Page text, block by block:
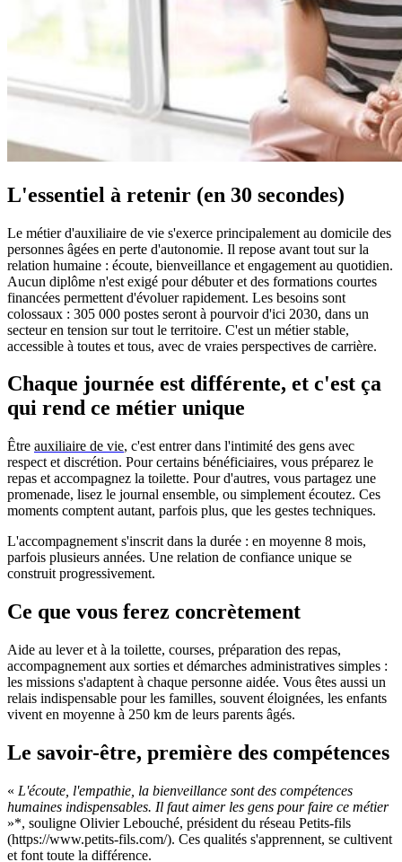
L'essentiel à retenir (en 30 secondes)
Le métier d'auxiliaire de vie s'exerce principalement au domicile des
personnes âgées en perte d'autonomie. Il repose avant tout sur la
relation humaine : écoute, bienveillance et engagement au quotidien.
Aucun diplôme n'est exigé pour débuter et des formations courtes
financées permettent d'évoluer rapidement. Les besoins sont
colossaux : 305 000 postes seront à pourvoir d'ici 2030, dans un
secteur en tension sur tout le territoire. C'est un métier stable,
accessible à toutes et tous, avec de vraies perspectives de carrière.
Chaque journée est différente, et c'est ça
qui rend ce métier unique
Être auxiliaire de vie, c'est entrer dans l'intimité des gens avec
respect et discrétion. Pour certains bénéficiaires, vous préparez le
repas et accompagnez la toilette. Pour d'autres, vous partagez une
promenade, lisez le journal ensemble, ou simplement écoutez. Ces
moments comptent autant, parfois plus, que les gestes techniques.
L'accompagnement s'inscrit dans la durée : en moyenne 8 mois,
parfois plusieurs années. Une relation de confiance unique se
construit progressivement.
Ce que vous ferez concrètement
Aide au lever et à la toilette, courses, préparation des repas,
accompagnement aux sorties et démarches administratives simples :
les missions s'adaptent à chaque personne aidée. Vous êtes aussi un
relais indispensable pour les familles, souvent éloignées, les enfants
vivent en moyenne à 250 km de leurs parents âgés.
Le savoir-être, première des compétences
« L'écoute, l'empathie, la bienveillance sont des compétences
humaines indispensables. Il faut aimer les gens pour faire ce métier
»*, souligne Olivier Lebouché, président du réseau Petits-fils
(https://www.petits-fils.com/). Ces qualités s'apprennent, se cultivent
et font toute la différence.